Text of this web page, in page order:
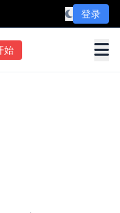
登录
始